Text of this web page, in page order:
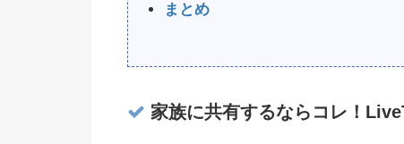
まとめ
家族に共有するならコレ！